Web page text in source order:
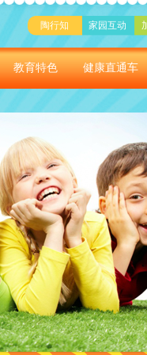
陶行知 家园互动
教育特色 健康直通车